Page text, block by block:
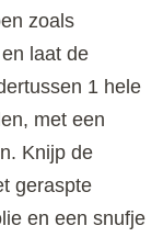
zoals
laat de
1 hele
met een
Knijp de
geraspte
en een snufje